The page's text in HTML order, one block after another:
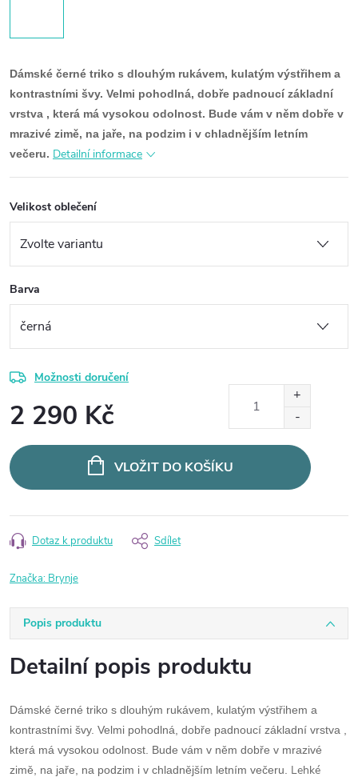
Dámské černé triko s dlouhým rukávem, kulatým výstřihem a
kontrastními švy. Velmi pohodlná, dobře padnoucí základní
vrstva , která má vysokou odolnost. Bude vám v něm dobře v
mrazivé zimě, na jaře, na podzim i v chladnějším letním
večeru. Detailní informace
Velikost oblečení
Barva
Možnosti doručení
2 290 Kč
cena:
VLOŽIT DO KOŠÍKU
Dotaz k produktu Sdílet
Značka: Brynje
Popis produktu
Detailní popis produktu
Dámské černé triko s dlouhým rukávem, kulatým výstřihem a
kontrastními švy. Velmi pohodlná, dobře padnoucí základní vrstva ,
která má vysokou odolnost. Bude vám v něm dobře v mrazivé
zimě, na jaře, na podzim i v chladnějším letním večeru. Lehké